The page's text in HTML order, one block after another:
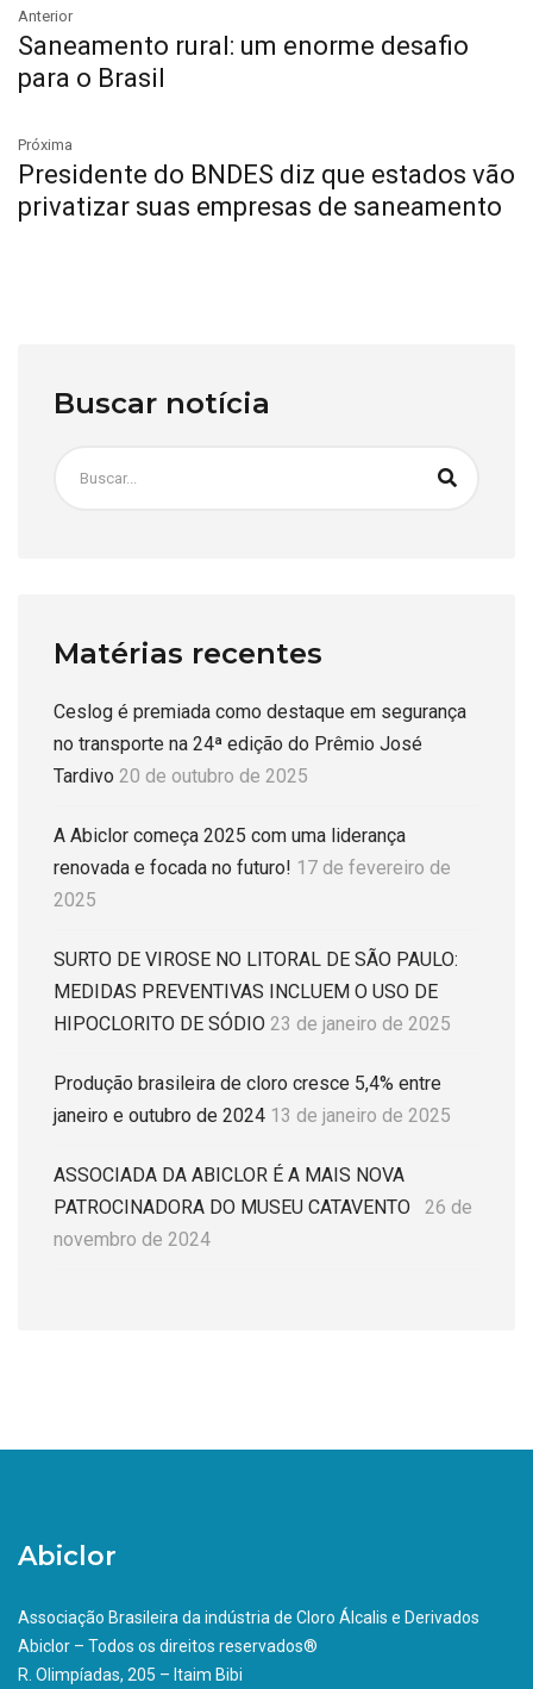
Anterior
Saneamento rural: um enorme desafio
para o Brasil
Próxima
Presidente do BNDES diz que estados vão
privatizar suas empresas de saneamento
Buscar notícia
Matérias recentes
Ceslog é premiada como destaque em segurança
no transporte na 24ª edição do Prêmio José
Tardivo 20 de outubro de 2025
A Abiclor começa 2025 com uma liderança
renovada e focada no futuro! 17 de fevereiro de
2025
SURTO DE VIROSE NO LITORAL DE SÃO PAULO:
MEDIDAS PREVENTIVAS INCLUEM O USO DE
HIPOCLORITO DE SÓDIO 23 de janeiro de 2025
Produção brasileira de cloro cresce 5,4% entre
janeiro e outubro de 2024 13 de janeiro de 2025
ASSOCIADA DA ABICLOR É A MAIS NOVA
PATROCINADORA DO MUSEU CATAVENTO
26 de
novembro de 2024
Abiclor
Associação Brasileira da indústria de Cloro Álcalis e Derivados
Abiclor – Todos os direitos reservados®
R. Olimpíadas, 205 – Itaim Bibi